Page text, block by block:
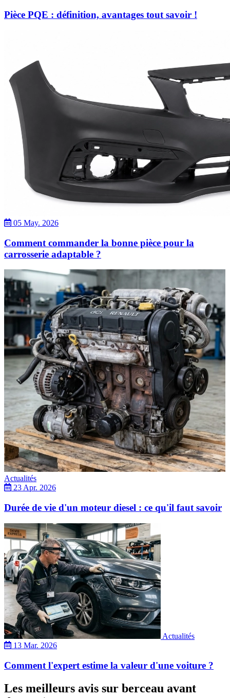
Pièce PQE : définition, avantages tout savoir !
05 May. 2026
Comment commander la bonne pièce pour la
carrosserie adaptable ?
Actualités
23 Apr. 2026
Durée de vie d'un moteur diesel : ce qu'il faut savoir
Actualités
13 Mar. 2026
Comment l'expert estime la valeur d'une voiture ?
Les meilleurs avis sur berceau avant